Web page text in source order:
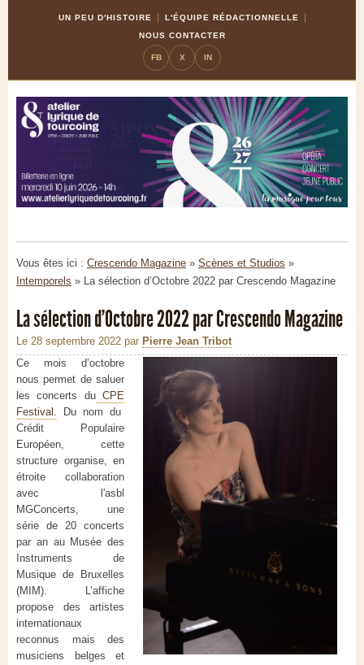
UN PEU D'HISTOIRE
L'ÉQUIPE RÉDACTIONNELLE
NOUS CONTACTER
FB X IN
Vous êtes ici : Crescendo Magazine » Scènes et Studios »
Intemporels » La sélection d’Octobre 2022 par Crescendo Magazine
La sélection d’Octobre 2022 par Crescendo Magazine
Le 28 septembre 2022 par Pierre Jean Tribot
Ce mois d’octobre
nous permet de saluer
les concerts duCPE
Festival. Du nom du
Crédit Populaire
Européen, cette
structure organise, en
étroite collaboration
avec l'asbl
MGConcerts, une
série de 20 concerts
par an au Musée des
Instruments de
Musique de Bruxelles
(MIM). L’affiche
propose des artistes
internationaux
reconnus mais des
musiciens belges et